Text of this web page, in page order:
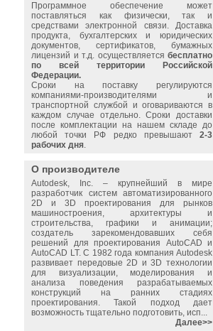
Программное обеспечение может
поставляться как физически, так и
средствами электронной связи. Доставка
продукта, бухгалтерских и юридических
документов, сертификатов, бумажных
лицензий и т.д. осуществляется бесплатно
по всей территории Российской
Федерации.
Сроки на поставку регулируются
компаниями-производителями и
транспортной службой и оговариваются в
каждом случае отдельно. Сроки доставки
после комплектации на нашем складе до
любой точки РФ редко превышают 2-3
рабочих дня.
О производителе
Autodesk, Inc. – крупнейший в мире
разработчик систем автоматизированного
2D и 3D проектирования для рынков
машиностроения, архитектуры и
строительства, графики и анимации;
создатель зарекомендовавших себя
решений для проектирования AutoCAD и
AutoCAD LT. С 1982 года компания Autodesk
развивает передовые 2D и 3D технологии
для визуализации, моделирования и
анализа поведения разрабатываемых
конструкций на ранних стадиях
проектирования. Такой подход дает
возможность тщательно подготовить, исп...
Далее>>